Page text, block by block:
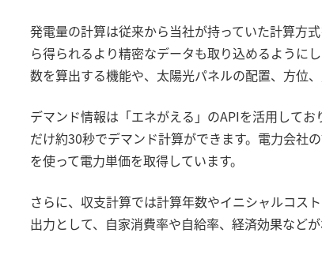
発電量の計算は従来から当社が持っていた計算方
ら得られるより精密なデータも取り込めるように
数を算出する機能や、太陽光パネルの配置、方位、
デマンド情報は「エネがえる」のAPIを活用してお
だけ約30秒でデマンド計算ができます。電力会社
を使って電力単価を取得しています。
さらに、収支計算では計算年数やイニシャルコス
出力として、自家消費率や自給率、経済効果など